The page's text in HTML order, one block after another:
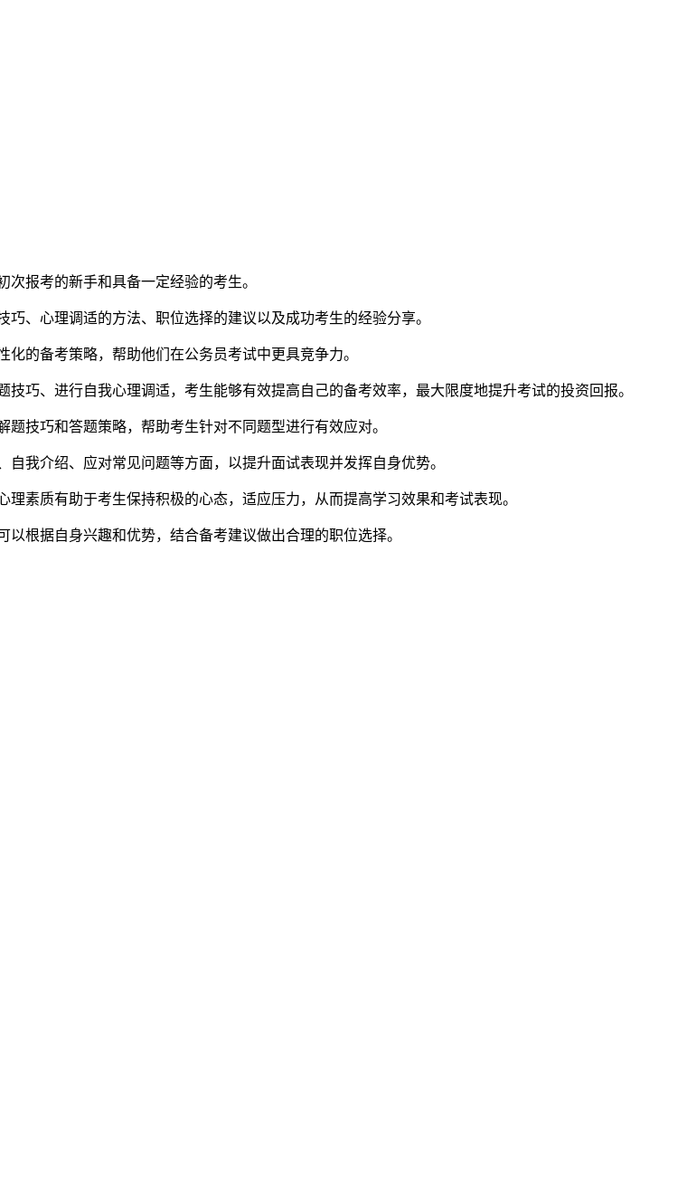
报考的新手和具备一定经验的考生。
、心理调适的方法、职位选择的建议以及成功考生的经验分享。
的备考策略，帮助他们在公务员考试中更具竞争力。
技巧、进行自我心理调适，考生能够有效提高自己的备考效率，最大限度地提升考试的投资回报。
技巧和答题策略，帮助考生针对不同题型进行有效应对。
自我介绍、应对常见问题等方面，以提升面试表现并发挥自身优势。
理素质有助于考生保持积极的心态，适应压力，从而提高学习效果和考试表现。
根据自身兴趣和优势，结合备考建议做出合理的职位选择。